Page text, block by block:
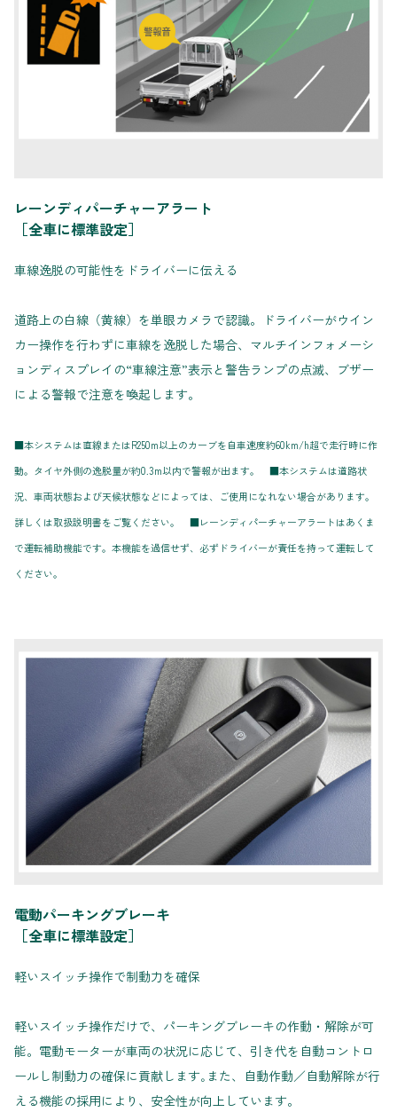
レーンディパーチャーアラート
［全車に標準設定］
車線逸脱の可能性をドライバーに伝える
道路上の白線（黄線）を単眼カメラで認識。ドライバーがウイン
カー操作を行わずに車線を逸脱した場合、マルチインフォメーシ
ョンディスプレイの“車線注意”表示と警告ランプの点滅、ブザー
による警報で注意を喚起します。
■本システムは直線またはR250m以上のカーブを自車速度約60km/h超で走行時に作
動。タイヤ外側の逸脱量が約0.3m以内で警報が出ます。 ■本システムは道路状
況、車両状態および天候状態などによっては、ご使用になれない場合があります。
詳しくは取扱説明書をご覧ください。 ■レーンディパーチャーアラートはあくま
で運転補助機能です。本機能を過信せず、必ずドライバーが責任を持って運転して
ください。
電動パーキングブレーキ
［全車に標準設定］
軽いスイッチ操作で制動力を確保
軽いスイッチ操作だけで、パーキングブレーキの作動・解除が可
能。電動モーターが車両の状況に応じて、引き代を自動コントロ
ールし制動力の確保に貢献します｡また、自動作動／自動解除が行
える機能の採用により、安全性が向上しています。